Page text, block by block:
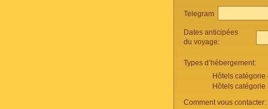
Telegram
Dates anticipées
du voyage:
Types d’hébergement:
Hôtels
Hôtels
Comment vous contacter: